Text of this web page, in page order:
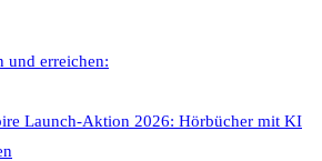
und erreichen:
Launch-Aktion 2026: Hörbücher mit KI